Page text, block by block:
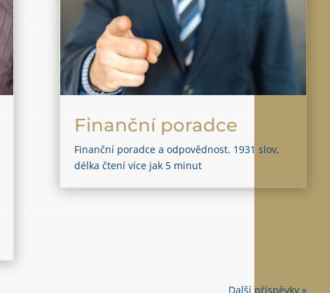
Finanční poradce
Finanční poradce a odpovědnost. 1931 slov,
délka čtení více jak 5 minut
Další příspěvky »